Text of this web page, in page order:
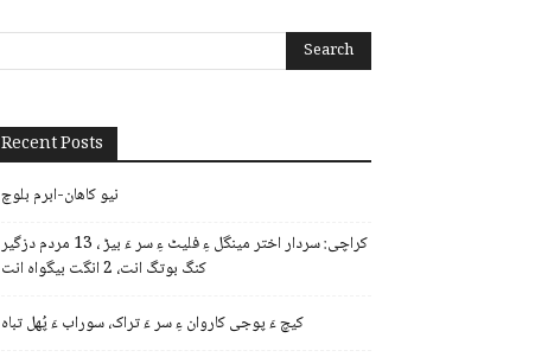
Recent Posts
نیو کاھان-ابرم بلوچ
کراچی: سردار اختر مینگل ءِ فلیٹ ءِ سر ءَ بیڑ ، 13 مردم دزگیر
کنگ بوتگ انت، 2 انگت بیگواہ انت
کیچ ءَ پوجی کاروان ءِ سر ءَ تراک، سوراب ءَ پُھل تباہ